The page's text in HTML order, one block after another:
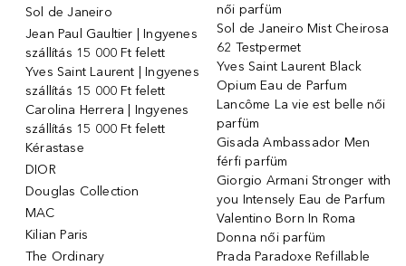
Sol de Janeiro
Jean Paul Gaultier | Ingyenes
szállítás 15 000 Ft felett
Yves Saint Laurent | Ingyenes
szállítás 15 000 Ft felett
Carolina Herrera | Ingyenes
szállítás 15 000 Ft felett
Kérastase
DIOR
Douglas Collection
MAC
Kilian Paris
The Ordinary
női parfüm
Sol de Janeiro Mist Cheirosa
62 Testpermet
Yves Saint Laurent Black
Opium Eau de Parfum
Lancôme La vie est belle női
parfüm
Gisada Ambassador Men
férfi parfüm
Giorgio Armani Stronger with
you Intensely Eau de Parfum
Valentino Born In Roma
Donna női parfüm
Prada Paradoxe Refillable